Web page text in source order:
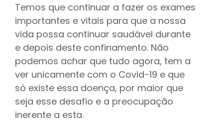
Temos que continuar a fazer os exames
importantes e vitais para que a nossa
vida possa continuar saudável durante
e depois deste confinamento. Não
podemos achar que tudo agora, tem a
ver unicamente com o Covid-19 e que
só existe essa doença, por maior que
seja esse desafio e a preocupação
inerente a esta.